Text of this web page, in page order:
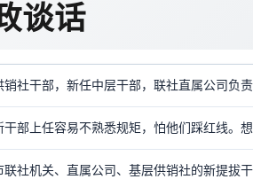
谈话
销社干部，新任中层干部，联社直属公司负
干部上任容易不熟悉规矩，怕他们踩红线。
联社机关、直属公司、基层供销社的新提拔